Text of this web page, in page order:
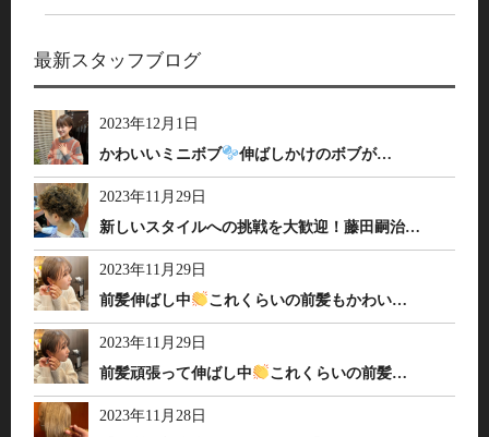
最新スタッフブログ
2023年12月1日
かわいいミニボブ
伸ばしかけのボブが…
2023年11月29日
新しいスタイルへの挑戦を大歓迎！藤田嗣治…
2023年11月29日
前髪伸ばし中
これくらいの前髪もかわい…
2023年11月29日
前髪頑張って伸ばし中
これくらいの前髪…
2023年11月28日